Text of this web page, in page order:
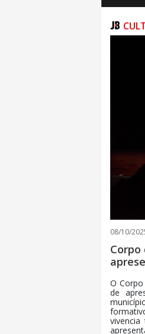
08/10/
O
de